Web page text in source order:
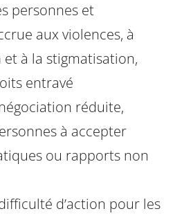
personnes et
aux violences, à
et à la stigmatisation,
entravé
réduite,
à accepter
ou rapports non
d’action pour les